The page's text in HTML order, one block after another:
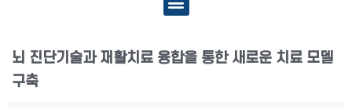
뇌 진단기술과 재활치료 융합을 통한 새로운 치료 모델
구축